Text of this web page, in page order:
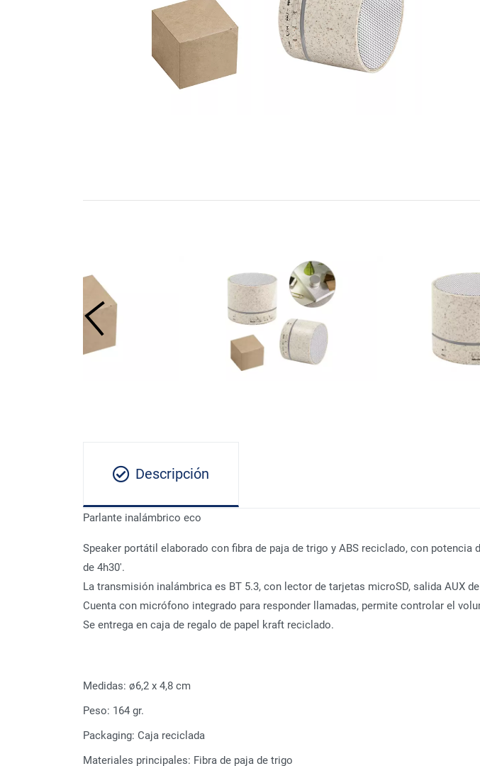
Descripción
Parlante inalámbrico eco
Speaker portátil elaborado con fibra de paja de trigo y ABS reciclado, con
de 4h30'.
La transmisión inalámbrica es BT 5.3, con lector de tarjetas microSD, salida AUX
Cuenta con micrófono integrado para responder llamadas, permite controlar el
Se entrega en caja de regalo de papel kraft reciclado.
Medidas: ø6,2 x 4,8 cm
Peso: 164 gr.
Packaging: Caja reciclada
Materiales principales: Fibra de paja de trigo